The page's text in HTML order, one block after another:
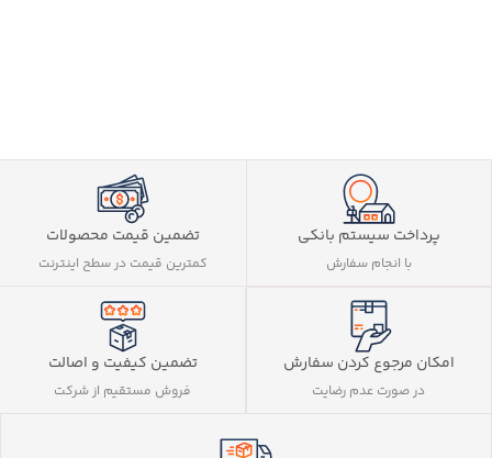
پرداخت سیستم بانکی
با انجام سفارش
تضمین قیمت محصولات
کمترین قیمت در سطح اینترنت
امکان مرجوع کردن سفارش
در صورت عدم رضایت
تضمین کیفیت و اصالت
فروش مستقیم از شرکت